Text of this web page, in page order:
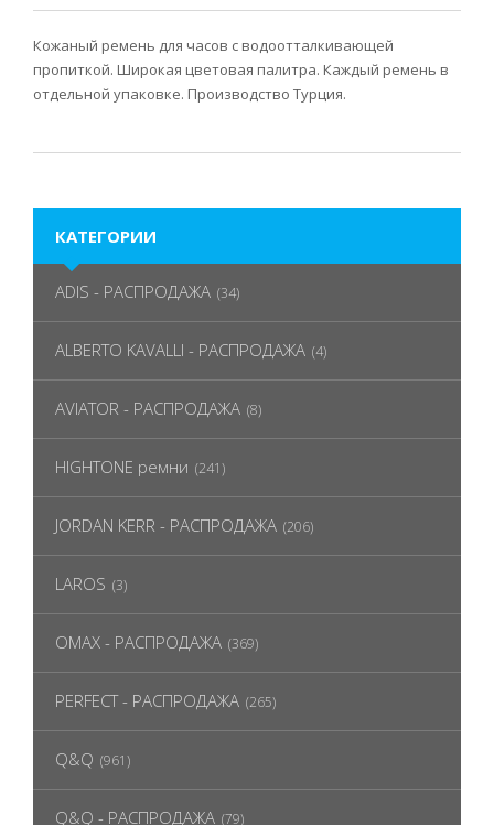
Кожаный ремень для часов с водоотталкивающей
пропиткой. Широкая цветовая палитра. Каждый ремень в
отдельной упаковке. Производство Турция.
КАТЕГОРИИ
ADIS - РАСПРОДАЖА (34)
ALBERTO KAVALLI - РАСПРОДАЖА (4)
AVIATOR - РАСПРОДАЖА (8)
HIGHTONE ремни (241)
JORDAN KERR - РАСПРОДАЖА (206)
LAROS (3)
OMAX - РАСПРОДАЖА (369)
PERFECT - РАСПРОДАЖА (265)
Q&Q (961)
Q&Q - РАСПРОДАЖА (79)